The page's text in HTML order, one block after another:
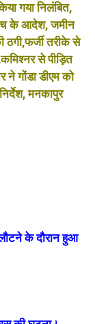
गया निलंबित,
के आदेश, जमीन
तरीके से
से पीड़ित
ने गोंडा डीएम को
मनकापुर
के दौरान हुआ